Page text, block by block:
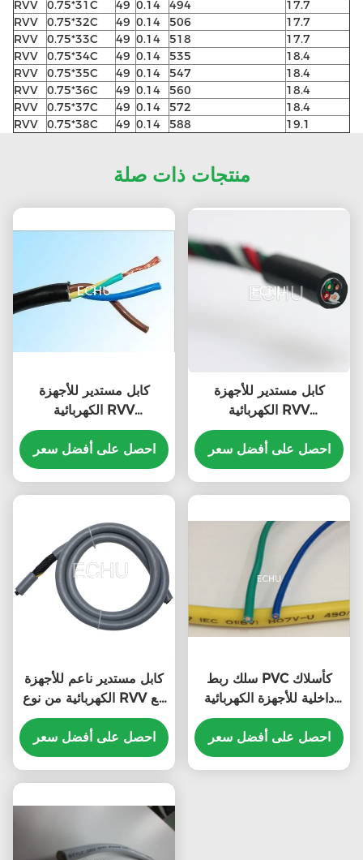
RVV
0.75*31C 49 0.14 494
17.7
RVV
0.75*32C 49 0.14 506
17.7
RVV
0.75*33C 49 0.14 518
17.7
RVV
0.75*34C 49 0.14 535
18.4
RVV
0.75*35C 49 0.14 547
18.4
RVV
0.75*36C 49 0.14 560
18.4
RVV
0.75*37C 49 0.14 572
18.4
RVV
0.75*38C 49 0.14 588 19.1
منتجات ذات صلة
كابل مستدير للأجهزة
الكهربائية RVV
3Cx1.5sqmm مع شهادة
CE باللون الرمادي
احصل على أفضل سعر
كابل مستدير للأجهزة
الكهربائية RVV
6Cx1.0sqmm مع شهادة
CE باللون الرمادي
احصل على أفضل سعر
كابل مستدير ناعم للأجهزة
الكهربائية من نوع RVV مع
شهادة CE باللون الرمادي
احصل على أفضل سعر
سلك ربط PVC كأسلاك
داخلية للأجهزة الكهربائية
RV/BV/BVR
احصل على أفضل سعر